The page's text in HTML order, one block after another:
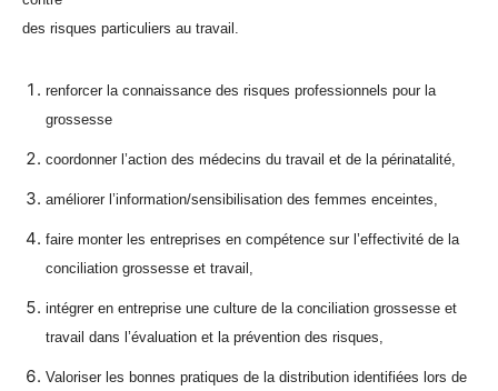
des risques particuliers au travail.
renforcer la connaissance des risques professionnels pour la
grossesse
coordonner l’action des médecins du travail et de la périnatalité,
améliorer l’information/sensibilisation des femmes enceintes,
faire monter les entreprises en compétence sur l’effectivité de la
conciliation grossesse et travail,
intégrer en entreprise une culture de la conciliation grossesse et
travail dans l’évaluation et la prévention des risques,
Valoriser les bonnes pratiques de la distribution identifiées lors de